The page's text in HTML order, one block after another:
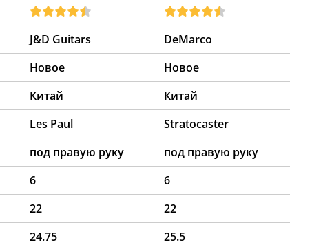
J&D Guitars
DeMarco
Новое
Новое
Китай
Китай
Les Paul
Stratocaster
под правую руку
под правую руку
6
6
22
22
24.75
25.5